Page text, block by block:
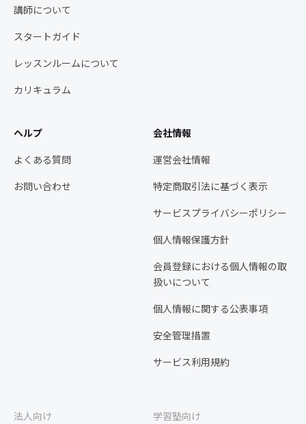
講師について
スタートガイド
レッスンルームについて
カリキュラム
ヘルプ
よくある質問
お問い合わせ
会社情報
運営会社情報
特定商取引法に基づく表示
サービスプライバシーポリシー
個人情報保護方針
会員登録における個人情報の取
扱いについて
個人情報に関する公表事項
安全管理措置
サービス利用規約
法人向け
学習塾向け